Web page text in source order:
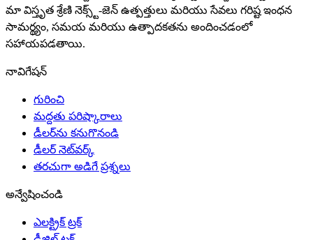
మా విస్తృత శ్రేణి నెక్స్ట్-జెన్ ఉత్పత్తులు మరియు సేవలు గరిష్ట ఇంధన
సామర్థ్యం, సమయ మరియు ఉత్పాదకతను అందించడంలో
సహాయపడతాయి.
నావిగేషన్
గురించి
మద్దతు పరిష్కారాలు
డీలర్‌ను కనుగొనండి
డీలర్ నెట్‌వర్క్
తరచుగా అడిగే ప్రశ్నలు
అన్వేషించండి
ఎలక్ట్రిక్ ట్రక్